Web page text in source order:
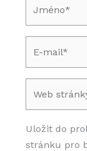
Uložit do
stránku pro